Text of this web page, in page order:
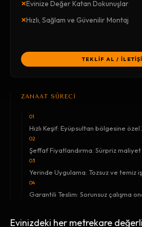
×Evinize Değer Katan Dokunuşlar
×Hızlı, Sağlam ve Güvenilir Montaj
TEKLİF AL /
ZANAAT SÜRECİ
01
Hızlı Keşif: Eyüpsultan bölgesine
02
Şeffaf Fiyatlandırma: Sürpriz
03
Yerinde Uygulama: Tozsuz ve temiz
04
Garantili Teslim: Sorunsuz çalışma
Evinizdeki her metrekare